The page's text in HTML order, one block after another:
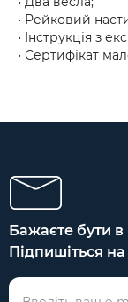
• Рейковий
• Інструкція з
• Сертифікат
Бажаєте бути в
Підпишіться